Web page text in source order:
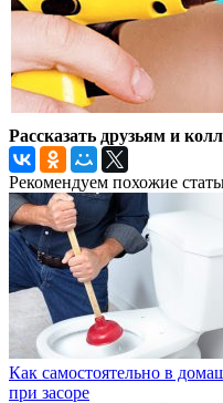
Рассказать друзьям и
Рекомендуем похожие
Как самостоятельно в
при засоре